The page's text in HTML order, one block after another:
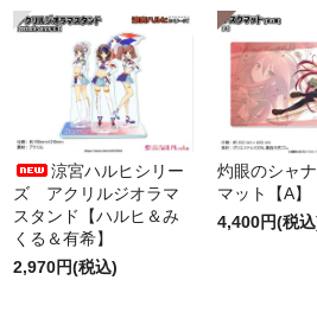
涼宮ハルヒシリー
ズ アクリルジオラマ
スタンド【ハルヒ＆み
くる＆有希】
2,970円(税込)
灼眼のシャ
マット【A】
4,400円(税